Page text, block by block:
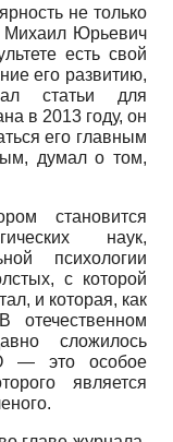
не только
Михаил Юрьевич
есть свой
его развитию,
статьи для
в 2013 году, он
его главным
думал о том,
становится
наук,
психологии
с которой
и которая, как
сложилось
— это особое
является